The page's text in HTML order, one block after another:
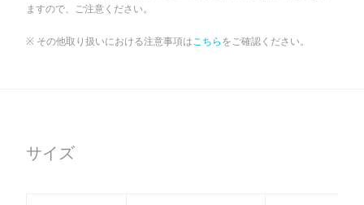
ますので、ご注意ください。
その他取り扱いにおける注意事項はこちらをご確認ください。
サイズ